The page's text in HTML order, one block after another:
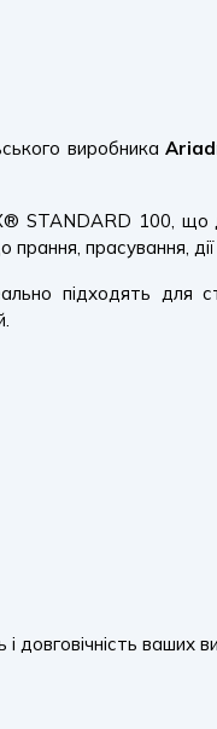
виробника
STANDARD 100, що
прасування, дії
підходять для
довговічність ваших